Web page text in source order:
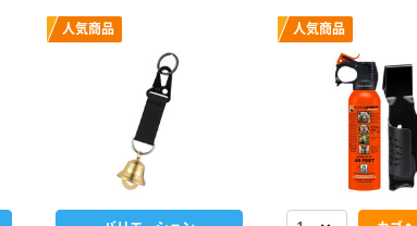
人気商品 人気商品